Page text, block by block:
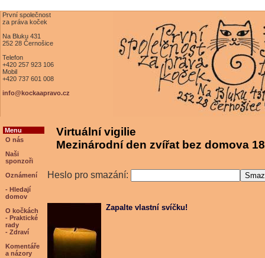
První společnost
za práva koček
Na Bluku 431
252 28 Černošice
Telefon
+420 257 923 106
Mobil
+420 737 601 008
info@kockaapravo.cz
Menu
O nás
Naši
sponzoři
Oznámení
- Hledají
domov
O kočkách
- Praktické
rady
- Zdraví
Komentáře
a názory
Virtuální vigilie
Mezinárodní den zvířat bez domova
Heslo pro smazání:
Zapalte vlastní svíčku!